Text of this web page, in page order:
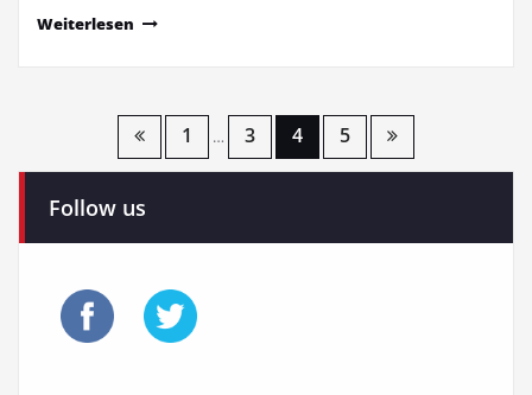
Weiterlesen
Seitennummerierung
Beiträge
1 … 3 4 5
Follow us